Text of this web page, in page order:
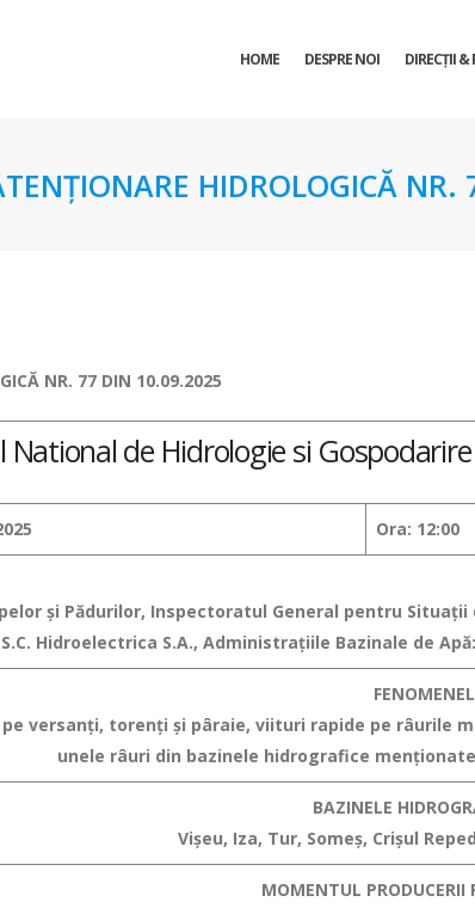
HOME DESPRE NOI DIRECŢII &
HIDROLOGICĂ
NR. 77 DIN 10.09.2025
de Hidrologie si
Ora: 12:00
şi Pădurilor, Inspectoratul General pentru
Hidroelectrica S.A., Administraţiile Bazinale de
versanţi, torenţi şi pâraie, viituri rapide pe râurile
unele râuri din bazinele hidrografice menţionate,
BAZINELE
Vişeu, Iza, Tur, Someş, Crișul
MOMENTUL PRODUCERII